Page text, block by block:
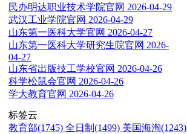
民办明达职业技术学院官网 2026-04-29
武汉工业学院官网 2026-04-29
山东第一医科大学官网 2026-04-27
山东第一医科大学研究生院官网 2026-
04-27
山东省出版技工学校官网 2026-04-26
科学松鼠会官网 2026-04-26
学大教育官网 2026-04-26
标签云
教育部(1745) 全日制(1499) 美国海淘(1243)